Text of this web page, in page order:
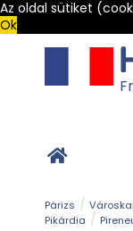
Az oldal sütiket
Ok
Párizs
Pikárdia